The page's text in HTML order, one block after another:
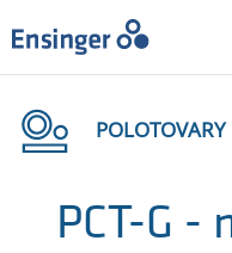
VAŠE
Domů
POLOTOVARY
PCT-G -